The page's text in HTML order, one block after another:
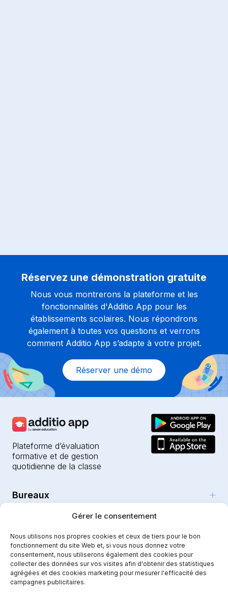
Gérer le consentement
Nous utilisons nos propres cookies et ceux de tiers pour le bon
fonctionnement du site Web et, si vous nous donnez votre
consentement, nous utiliserons également des cookies pour
collecter des données sur vos visites afin d'obtenir des statistiques
agrégées et des cookies marketing pour mesurer l'efficacité des
campagnes publicitaires.
Réservez une démonstration gratuite
Nous vous montrerons la plateforme et les
fonctionnalités d'Additio App pour les
établissements scolaires. Nous répondrons
également à toutes vos questions et verrons
comment Additio App s’adapte à votre projet.
Réserver une démo
Plateforme d’évaluation
formative et de gestion
quotidienne de la classe
Bureaux
Parc Científic i Tecnològic
C/Emili Grahit, 91
Edifici Monturiol
Planta 1, oficina C01-02
17003 Girona
L’IA pour les enseignants
Pour les enseignants
Établissements publics
Établissements privés
Ressources
Fonctionnalités
Tutoriels et aide
Sécurité
Sécurité et confidentialité